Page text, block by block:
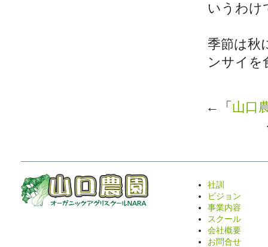
いうわけ
季節は秋
ンサイを
←「 山口
社訓
ビジョン
事業内容
スクール
会社概要
お問合せ